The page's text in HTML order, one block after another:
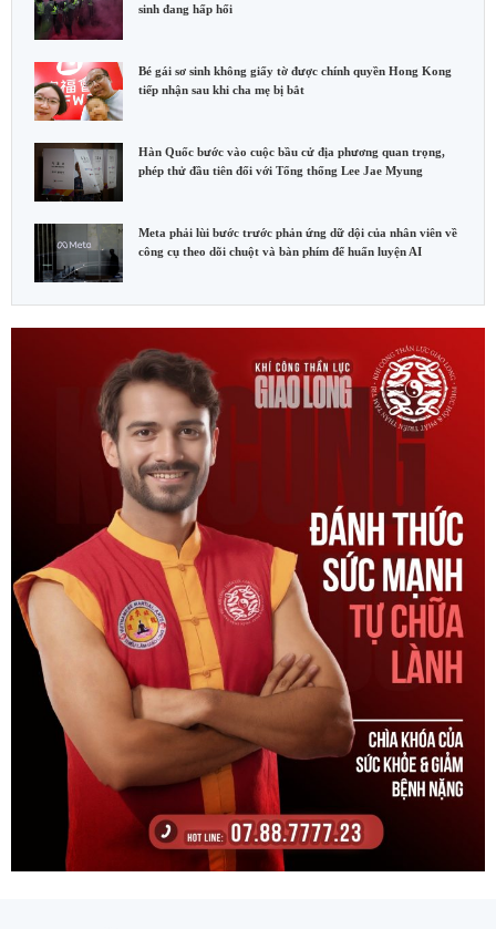
sinh đang hấp hối
Bé gái sơ sinh không giấy tờ được chính quyền Hong Kong
tiếp nhận sau khi cha mẹ bị bắt
Hàn Quốc bước vào cuộc bầu cử địa phương quan trọng,
phép thử đầu tiên đối với Tổng thống Lee Jae Myung
Meta phải lùi bước trước phản ứng dữ dội của nhân viên về
công cụ theo dõi chuột và bàn phím để huấn luyện AI